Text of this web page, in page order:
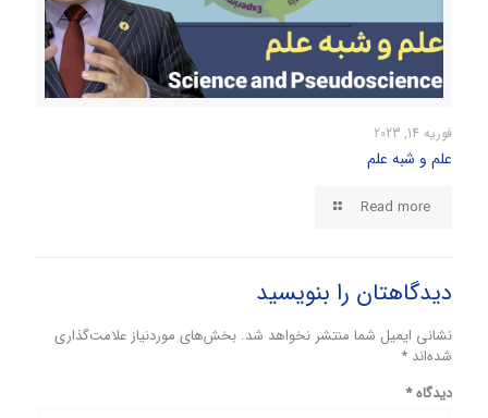
فوریه 14, 2023
علم و شبه علم
Read more
دیدگاهتان را بنویسید
نشانی ایمیل شما منتشر نخواهد شد. بخش‌های موردنیاز علامت‌گذاری
شده‌اند *
دیدگاه*